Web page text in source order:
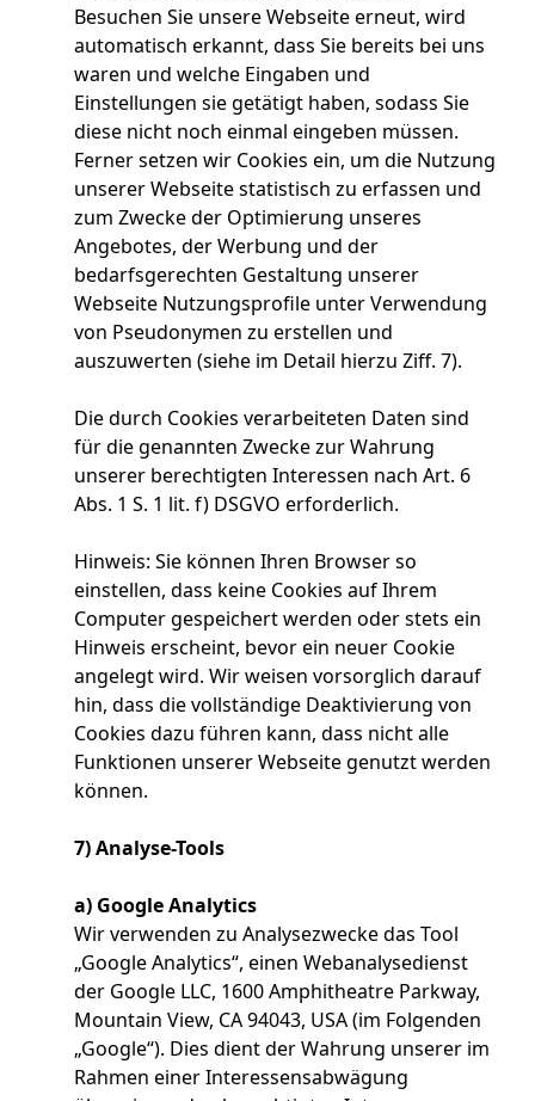
Besuchen Sie unsere Webseite erneut, wird
automatisch erkannt, dass Sie bereits bei uns
waren und welche Eingaben und
Einstellungen sie getätigt haben, sodass Sie
diese nicht noch einmal eingeben müssen.
Ferner setzen wir Cookies ein, um die Nutzung
unserer Webseite statistisch zu erfassen und
zum Zwecke der Optimierung unseres
Angebotes, der Werbung und der
bedarfsgerechten Gestaltung unserer
Webseite Nutzungsprofile unter Verwendung
von Pseudonymen zu erstellen und
auszuwerten (siehe im Detail hierzu Ziff. 7).
Die durch Cookies verarbeiteten Daten sind
für die genannten Zwecke zur Wahrung
unserer berechtigten Interessen nach Art. 6
Abs. 1 S. 1 lit. f) DSGVO erforderlich.
Hinweis: Sie können Ihren Browser so
einstellen, dass keine Cookies auf Ihrem
Computer gespeichert werden oder stets ein
Hinweis erscheint, bevor ein neuer Cookie
angelegt wird. Wir weisen vorsorglich darauf
hin, dass die vollständige Deaktivierung von
Cookies dazu führen kann, dass nicht alle
Funktionen unserer Webseite genutzt werden
können.
7) Analyse-Tools
a) Google Analytics
Wir verwenden zu Analysezwecke das Tool
„Google Analytics“, einen Webanalysedienst
der Google LLC, 1600 Amphitheatre Parkway,
Mountain View, CA 94043, USA (im Folgenden
„Google“). Dies dient der Wahrung unserer im
Rahmen einer Interessensabwägung